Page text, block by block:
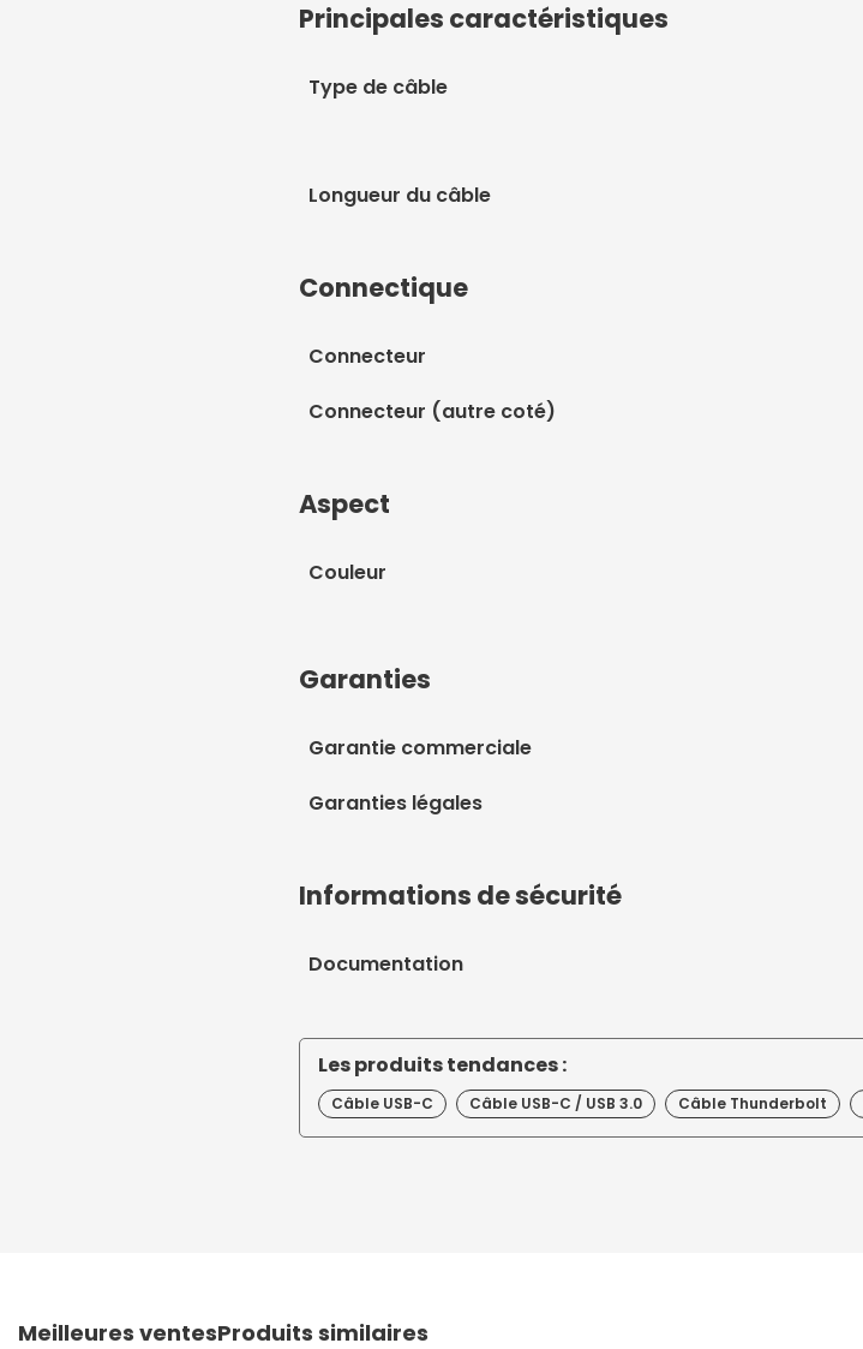
Principales caractéristiques
Type de câble
Longueur du câble
Connectique
Connecteur
Connecteur (autre coté)
Aspect
Couleur
Garanties
Garantie commerciale
Garanties légales
Informations de sécurité
Documentation
Les produits tendances :
Câble USB-C Câble USB-C / USB 3.0 Câble Thunderbolt
Meilleures ventesProduits similaires